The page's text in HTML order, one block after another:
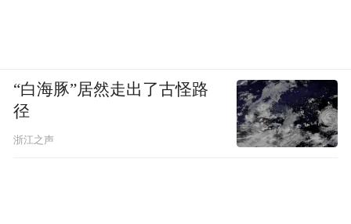
“白海豚”居然走出了古怪路
径
浙江之声